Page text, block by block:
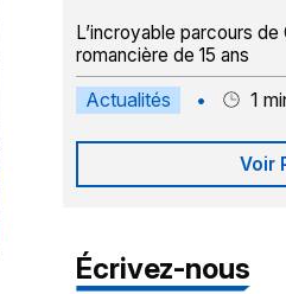
L’incroyable parcours
romancière de 15 ans
Actualités • 1
Voir
Écrivez-nous